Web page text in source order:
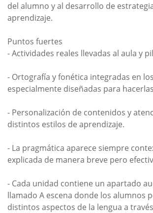
del alumno y al desarrollo de
aprendizaje.
Puntos fuertes
- Actividades reales llevadas al aula y
- Ortografía y fonética integradas en
especialmente diseñadas para
- Personalización de contenidos y
distintos estilos de aprendizaje.
- La pragmática aparece siempre
explicada de manera breve pero
- Cada unidad contiene un apartado
llamado A escena donde los alumnos
distintos aspectos de la lengua a